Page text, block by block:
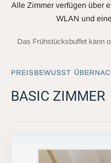
Alle Zimmer verfügen über
WLAN und
Das Frühstücksbuffet kann
PREISBEWUSST
BASIC ZIMMER